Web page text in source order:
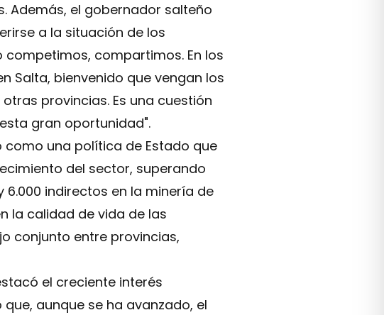
Además, el gobernador salteño
a la situación de los
competimos, compartimos. En los
Salta, bienvenido que vengan los
provincias. Es una cuestión
gran oportunidad".
como una política de Estado que
del sector, superando
indirectos en la minería de
la calidad de vida de las
conjunto entre provincias,
el creciente interés
aunque se ha avanzado, el